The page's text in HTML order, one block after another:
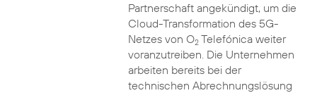
Partnerschaft angekündigt, um die
Cloud-Transformation des 5G-
Netzes von O2Telefónica weiter
voranzutreiben. Die Unternehmen
arbeiten bereits bei der
technischen Abrechnungslösung